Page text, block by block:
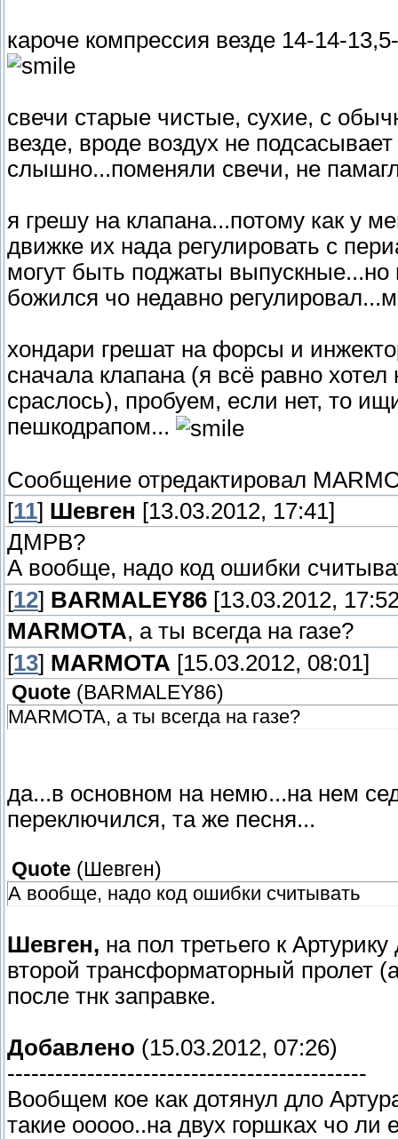
кароче компрессия везде 14-14-
свечи старые чистые, сухие, с
везде, вроде воздух не
слышно...поменяли свечи, не
я грешу на клапана...потому как у
движке их нада регулировать с
могут быть поджаты
божился чо недавно
хондари грешат на форсы и
сначала клапана (я всё равно
сраслось), пробуем, если нет, то
пешкодрапом...
Сообщение отредактировал
[11] Шевген [13.03.2012, 17:41]
ДМРВ?
А вообще, надо код ошибки
[12] BARMALEY86 [13.03.2012,
MARMOTA, а ты всегда на газе?
[13] MARMOTA [15.03.2012, 08:01]
Quote ( BARMALEY86)
MARMOTA, а ты всегда на газе?
да...в основном на немю...на нем
переключился, та же песня...
Quote ( Шевген)
А вообще, надо код ошибки считывать
Шевген, на пол третьего к
второй трансформаторный пролет
после тнк заправке.
Добавлено (15.03.2012, 07:26)
---------------------------------------------
Вообщем кое как дотянул дло
такие ооооо..на двух горшках чо ли